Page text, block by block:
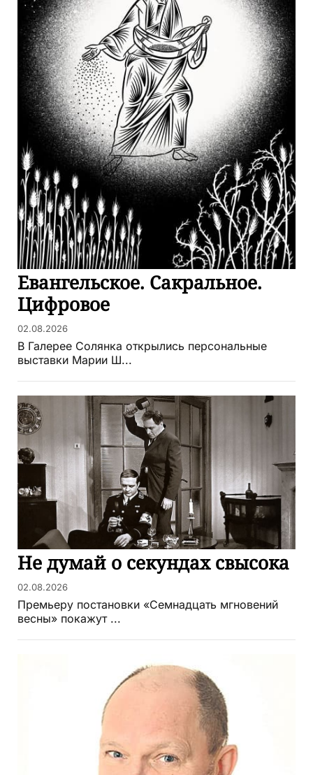
Евангельское. Сакральное.
Цифровое
02.08.2026
В Галерее Солянка открылись персональные
выставки Марии Ш...
Не думай о секундах свысока
02.08.2026
Премьеру постановки «Семнадцать мгновений
весны» покажут ...